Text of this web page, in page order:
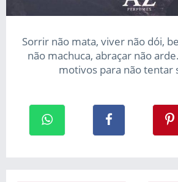
Sorrir não mata, viver não dói,
não machuca, abraçar não
motivos para não tentar